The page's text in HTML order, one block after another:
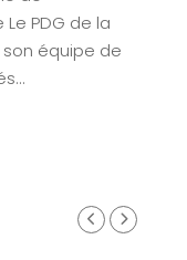
PDG de la
équipe de